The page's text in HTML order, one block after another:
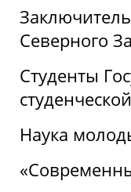
Северного
Студенты
Наука